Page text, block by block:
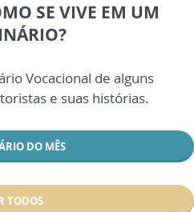
SE VIVE EM UM
Vocacional de alguns
e suas histórias.
DO MÊS
TODOS